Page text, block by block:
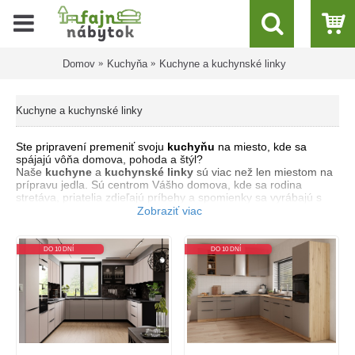
Domov Kuchyňa Kuchyne a kuchynské linky
Kuchyne a kuchynské linky
Ste pripravení premeniť svoju kuchyňu na miesto, kde sa
spájajú vôňa domova, pohoda a štýl?
Naše kuchyne a kuchynské linky sú viac než len miestom na
prípravu jedla. Sú centrom Vášho domova, kde sa rodina
stretáva, priatelia zdieľajú príbehy a spomienky sa vyrábajú s
každým pokrmom, ktorý pripravíte. Naše
skriniek, ktoré Vám umožnia prispôsobiť si kuchyňu presne
podľa Vašich potrieb a rozmerov Vášho priestoru,
vrátane
rohovej kuchyne
.
S našimikuchynskými linkami
získate:
1. flexibilitu a prispôsobivosť – nechajte sa inšpirovať našou
rozsiahlou ponukou a vyskladajte si kuchyňu, ktorá bude ako
DO 10 DNÍ DO 10 DNÍ